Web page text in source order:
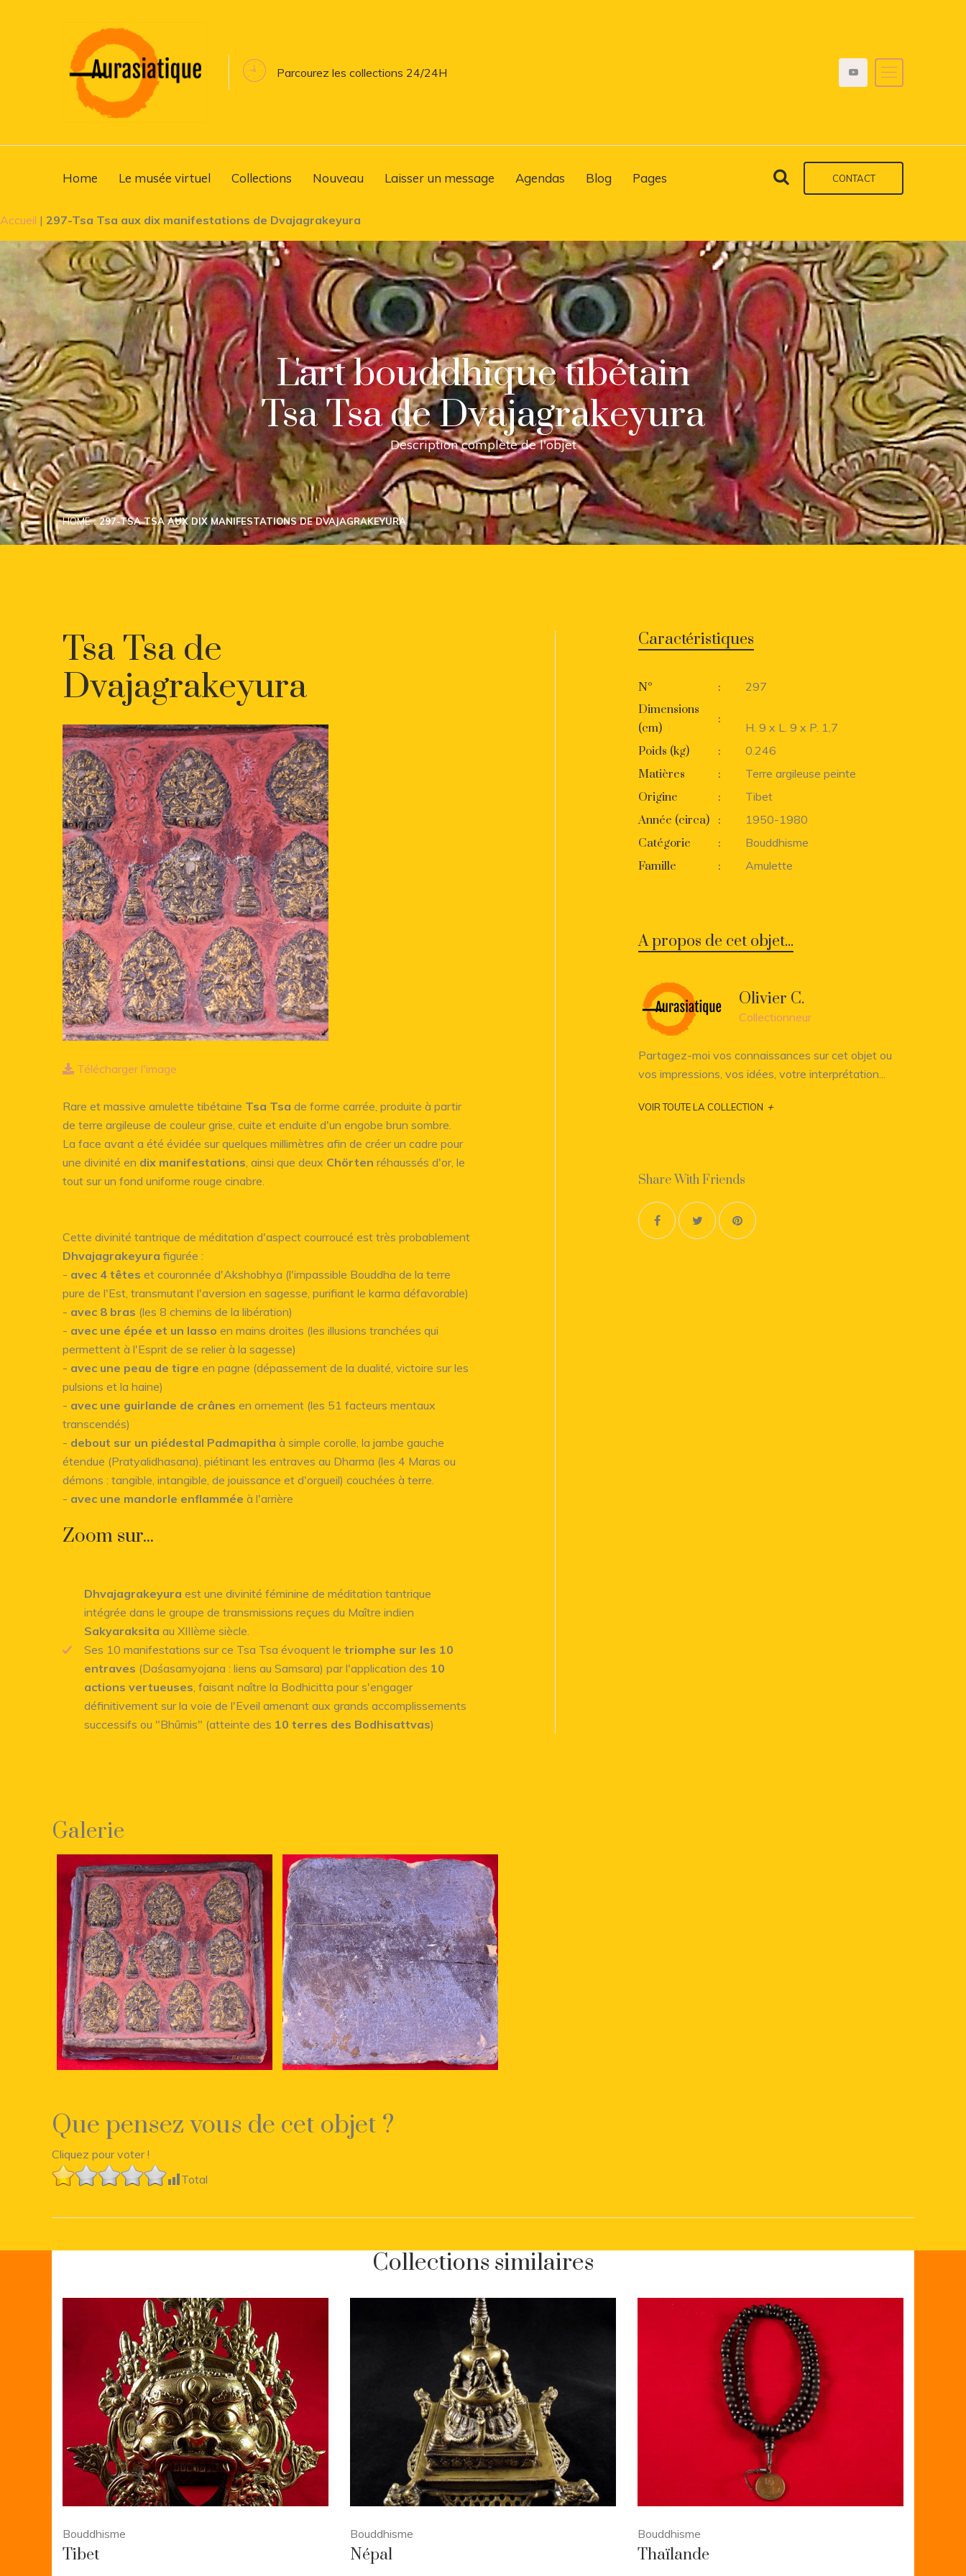
Parcourez les collections 24/24H
Home Le musée virtuel Collections Nouveau Laisser un message Agendas Blog Pages CONTACT
Accueil | 297-Tsa Tsa aux dix manifestations de Dvajagrakeyura
L'art bouddhique tibétain
Tsa Tsa de Dvajagrakeyura
Description complète de l'objet
HOME 297-TSA TSA AUX DIX MANIFESTATIONS DE DVAJAGRAKEYURA
Tsa Tsa de
Dvajagrakeyura
Télécharger l'image
Rare et massive amulette tibétaine Tsa Tsa de forme carrée, produite à partir
de terre argileuse de couleur grise, cuite et enduite d'un engobe brun sombre.
La face avant a été évidée sur quelques millimètres afin de créer un cadre pour
une divinité en dix manifestations , ainsi que deux Chörten réhaussés d'or, le
tout sur un fond uniforme rouge cinabre.
Cette divinité tantrique de méditation d'aspect courroucé est très probablement
Dhvajagrakeyura figurée :
- avec 4 têtes et couronnée d'Akshobhya (l'impassible Bouddha de la terre
pure de l'Est, transmutant l'aversion en sagesse, purifiant le karma défavorable)
- avec 8 bras (les 8 chemins de la libération)
- avec une épée et un lasso en mains droites (les illusions tranchées qui
permettent à l'Esprit de se relier à la sagesse)
- avec une peau de tigre en pagne (dépassement de la dualité, victoire sur les
pulsions et la haine)
- avec une guirlande de crânes en ornement (les 51 facteurs mentaux
transcendés)
- debout sur un piédestal Padmapitha à simple corolle, la jambe gauche
étendue (Pratyalidhasana), piétinant les entraves au Dharma (les 4 Maras ou
démons : tangible, intangible, de jouissance et d'orgueil) couchées à terre.
- avec une mandorle enflammée à l'arrière
Zoom sur...
Dhvajagrakeyura est une divinité féminine de méditation tantrique
intégrée dans le groupe de transmissions reçues du Maître indien
Sakyaraksita au XIIIème siècle.
Ses 10 manifestations sur ce Tsa Tsa évoquent le triomphe sur les 10
entraves (Daśasamyojana : liens au Samsara) par l'application des 10
actions vertueuses , faisant naître la Bodhicitta pour s'engager
définitivement sur la voie de l'Eveil amenant aux grands accomplissements
successifs ou "Bhūmis" (atteinte des 10 terres des Bodhisattvas)
Caractéristiques
N° :
297
Dimensions
(cm)
:
H. 9 x L. 9 x P. 1,7
Poids (kg)
:
0.246
Matières
:
Terre argileuse peinte
Origine
:
Tibet
Année (circa)
:
1950-1980
Catégorie
:
Bouddhisme
Famille
: Amulette
A propos de cet objet...
Olivier C.
Collectionneur
Partagez-moi vos connaissances sur cet objet ou
vos impressions, vos idées, votre interprétation...
VOIR TOUTE LA COLLECTION +
Share With Friends
Galerie
Que pensez vous de cet objet ?
Cliquez pour voter !
Total
Collections similaires
Bouddhisme
Tibet
Bouddhisme
Népal
Bouddhisme
Thaïlande